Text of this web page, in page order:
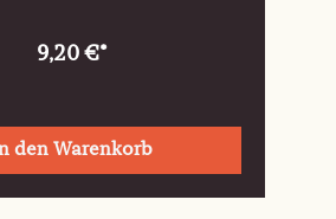
9,20 €*
den Warenkorb